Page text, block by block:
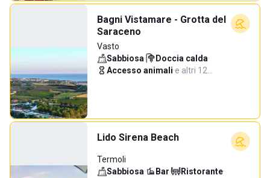
Bagni Vistamare - Grotta del
Saraceno
Vasto
Sabbiosa· Doccia calda·
Accesso animali·e altri 12…
Lido Sirena Beach
Termoli
Sabbiosa· Bar· Ristorante·